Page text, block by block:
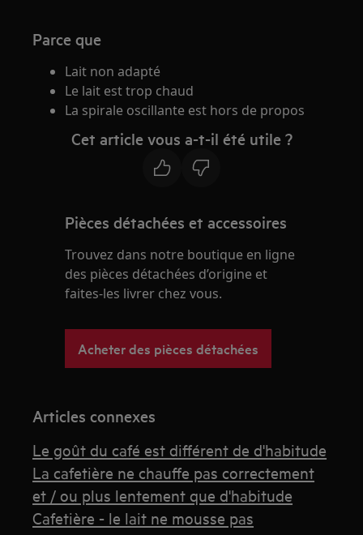
Parce que
Lait non adapté
Le lait est trop chaud
La spirale oscillante est hors de propos
Cet article vous a-t-il été utile ?
Pièces détachées et accessoires
Trouvez dans notre boutique en ligne
des pièces détachées d’origine et
faites-les livrer chez vous.
Acheter des pièces détachées
Articles connexes
Le goût du café est différent de d'habitude
La cafetière ne chauffe pas correctement
et / ou plus lentement que d'habitude
Cafetière - le lait ne mousse pas